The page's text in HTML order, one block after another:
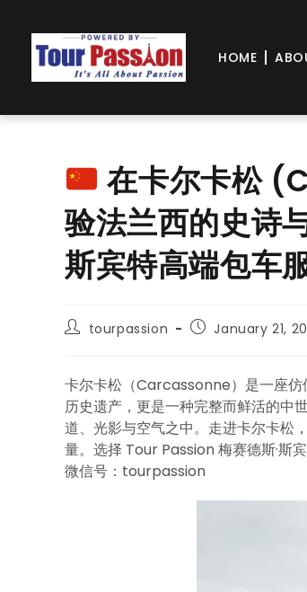
HOME
在卡尔卡松
验法兰西的史诗
斯宾特高端包车
tourpassion January 21,
卡尔卡松（Carcassonne）是一座仿
历史遗产，更是一种完整而鲜活的中
道、光影与空气之中。走进卡尔卡松
量。选择 Tour Passion 梅赛德斯·斯
微信号：tourpassion